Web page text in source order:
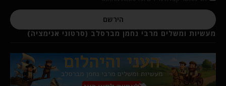
הירשם
מעשיות ומשלים מרבי נחמן מברסלב (סרטוני אנימציה)